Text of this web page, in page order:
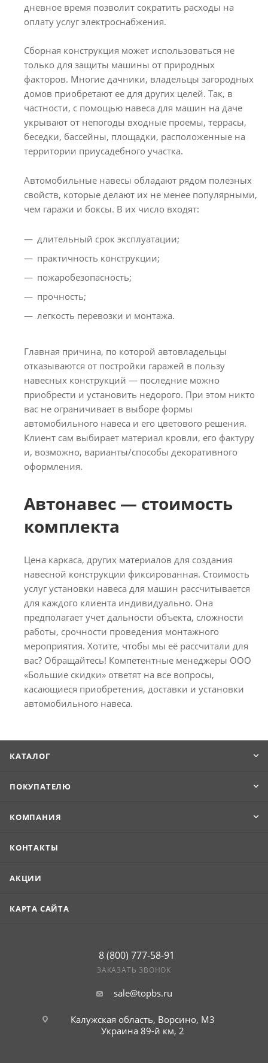
дневное время позволит сократить расходы на
оплату услуг электроснабжения.
Сборная конструкция может использоваться не
только для защиты машины от природных
факторов. Многие дачники, владельцы загородных
домов приобретают ее для других целей. Так, в
частности, с помощью навеса для машин на даче
укрывают от непогоды входные проемы, террасы,
беседки, бассейны, площадки, расположенные на
территории приусадебного участка.
Автомобильные навесы обладают рядом полезных
свойств, которые делают их не менее популярными,
чем гаражи и боксы. В их число входят:
длительный срок эксплуатации;
практичность конструкции;
пожаробезопасность;
прочность;
легкость перевозки и монтажа.
Главная причина, по которой автовладельцы
отказываются от постройки гаражей в пользу
навесных конструкций — последние можно
приобрести и установить недорого. При этом никто
вас не ограничивает в выборе формы
автомобильного навеса и его цветового решения.
Клиент сам выбирает материал кровли, его фактуру
и, возможно, варианты/способы декоративного
оформления.
Автонавес — стоимость
комплекта
Цена каркаса, других материалов для создания
навесной конструкции фиксированная. Стоимость
услуг установки навеса для машин рассчитывается
для каждого клиента индивидуально. Она
предполагает учет дальности объекта, сложности
работы, срочности проведения монтажного
мероприятия. Хотите, чтобы мы её рассчитали для
вас? Обращайтесь! Компетентные менеджеры ООО
«Большие скидки» ответят на все вопросы,
касающиеся приобретения, доставки и установки
автомобильного навеса.
КАТАЛОГ
ПОКУПАТЕЛЮ
КОМПАНИЯ
КОНТАКТЫ
АКЦИИ
КАРТА САЙТА
8 (800) 777-58-91
ЗАКАЗАТЬ ЗВОНОК
sale@topbs.ru
Калужская область, Ворсино, М3
Украина 89-й км, 2
г. Обнинск, Киевское шоссе 35,
рынок Строительный плюс